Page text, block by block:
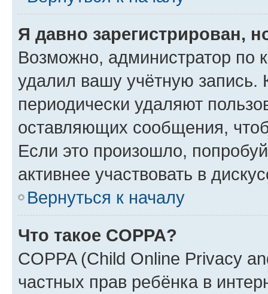
Я давно зарегистрирован,
Возможно, администратор по
удалил вашу учётную запись.
периодически удаляют
оставляющих сообщения,
Если это произошло,
активнее участвовать в
Вернуться к началу
Что такое COPPA?
COPPA (Child Online Privacy
частных прав ребёнка в